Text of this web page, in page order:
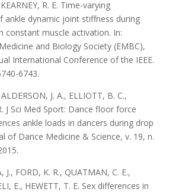
R. E. Time-varying
ankle dynamic joint stiffness during
constant muscle activation. In:
and Biology Society (EMBC),
International Conference of the IEEE.
6743.
J. A., ELLIOTT, B. C.,
J Sci Med Sport: Dance floor force
ankle loads in dancers during drop
of Dance Medicine & Science, v. 19, n.
J., FORD, K. R., QUATMAN, C. E.,
E., HEWETT, T. E. Sex differences in